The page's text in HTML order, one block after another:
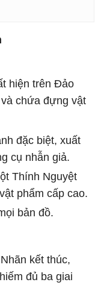
hiện trên Đảo
chứa đựng vật
đặc biệt, xuất
cụ nhẫn giả.
Thính Nguyệt
phẩm cấp cao.
bản đồ.
kết thúc,
đủ ba giai